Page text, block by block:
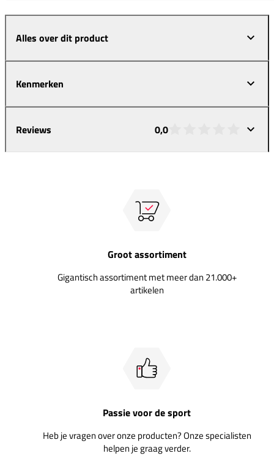
Alles over dit product
Kenmerken
Reviews 0,0
Groot assortiment
Gigantisch assortiment met meer dan 21.000+
artikelen
Passie voor de sport
Heb je vragen over onze producten? Onze specialisten
helpen je graag verder.